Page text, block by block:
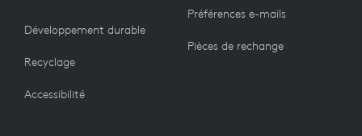
Développement durable
Recyclage
Accessibilité
Préférences e-mails
Pièces de rechange